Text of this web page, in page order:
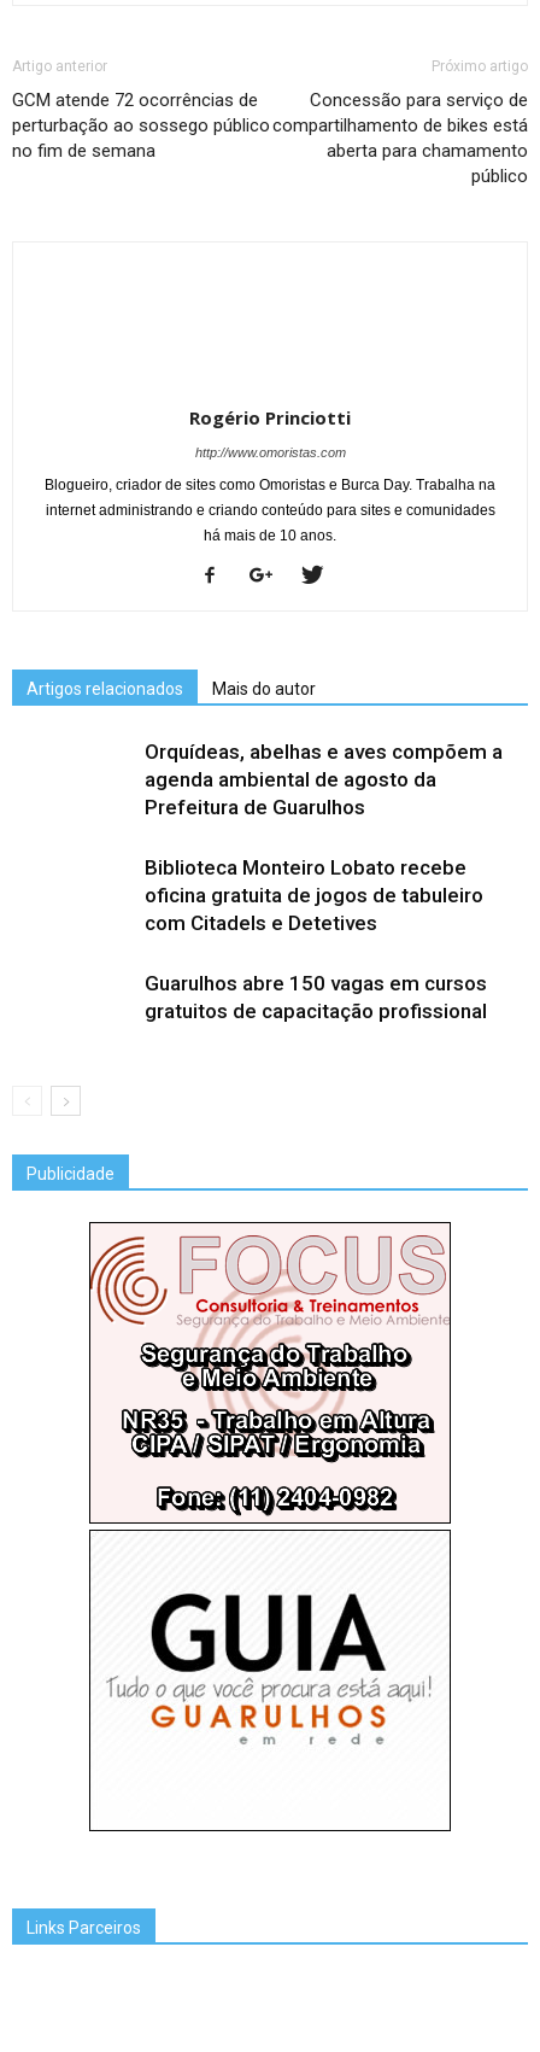
Artigo anterior
GCM atende 72 ocorrências de
perturbação ao sossego público
no fim de semana
Próximo artigo
Concessão para serviço de
compartilhamento de bikes está
aberta para chamamento
público
Rogério Princiotti
http://www.omoristas.com
Blogueiro, criador de sites como Omoristas e Burca Day. Trabalha na
internet administrando e criando conteúdo para sites e comunidades
há mais de 10 anos.
Artigos relacionados Mais do autor
Orquídeas, abelhas e aves compõem a
agenda ambiental de agosto da
Prefeitura de Guarulhos
Biblioteca Monteiro Lobato recebe
oficina gratuita de jogos de tabuleiro
com Citadels e Detetives
Guarulhos abre 150 vagas em cursos
gratuitos de capacitação profissional
Publicidade
Links Parceiros